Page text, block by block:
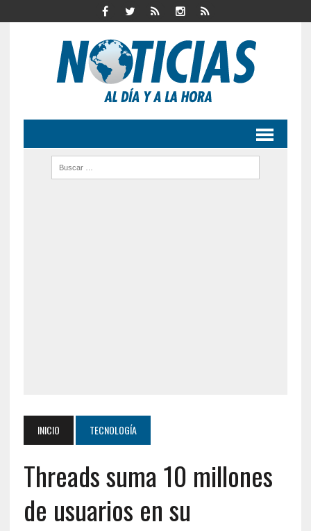
INICIO TECNOLOGÍA
Threads suma 10 millones
de usuarios en su